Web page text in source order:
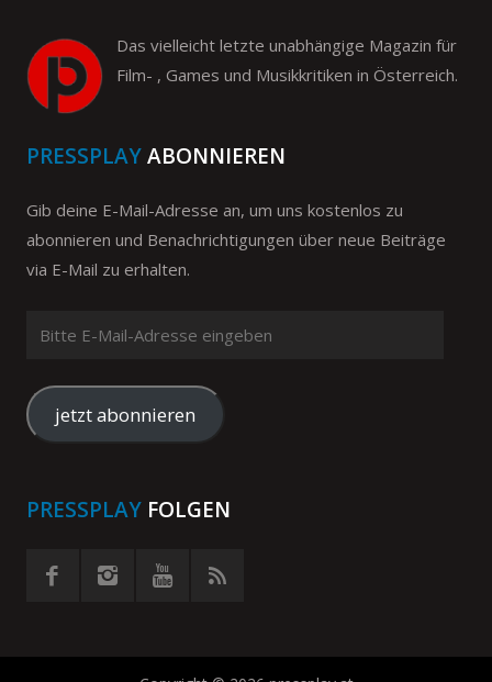
Das vielleicht letzte unabhängige Magazin für
Film- , Games und Musikkritiken in Österreich.
PRESSPLAYABONNIEREN
Gib deine E-Mail-Adresse an, um uns kostenlos zu
abonnieren und Benachrichtigungen über neue Beiträge
via E-Mail zu erhalten.
Mail-
Adresse
eingeben
jetzt abonnieren
PRESSPLAY FOLGEN